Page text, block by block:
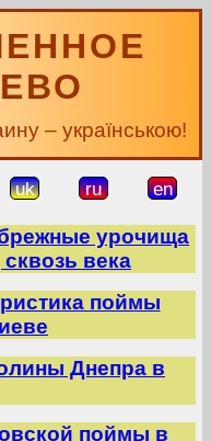
– українською!
uk ru en
урочища
века
поймы
Днепра в
поймы в